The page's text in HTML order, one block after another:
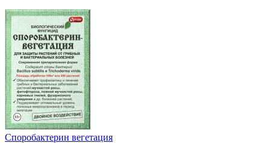
Споробактерин вегетация